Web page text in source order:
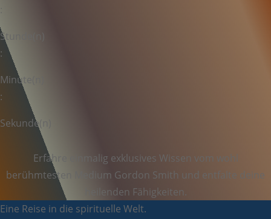
Stunde(n)
:
Minute(n)
:
Sekunde(n)
Erfahre einmalig exklusives Wissen vom wohl
berühmtesten Medium Gordon Smith und entfalte deine
heilenden Fähigkeiten.
Eine Reise in die spirituelle Welt.